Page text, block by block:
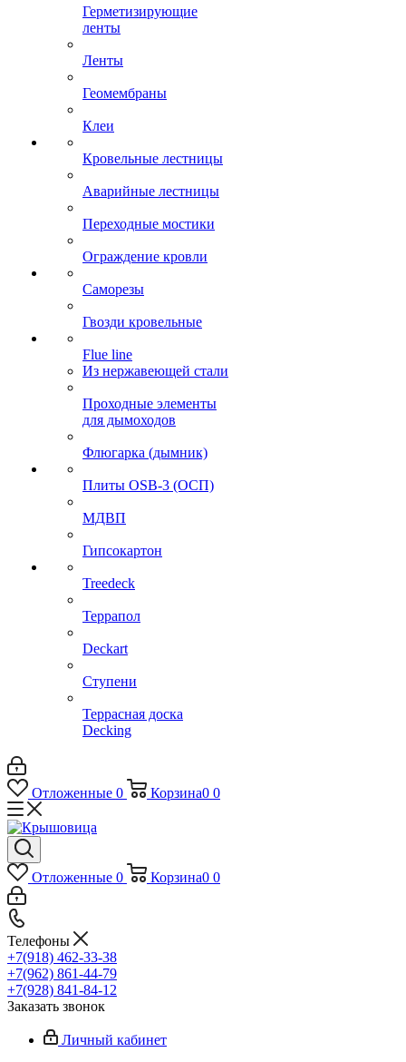
Герметизирующие
ленты
Ленты
Геомембраны
Клеи
Кровельные лестницы
Аварийные лестницы
Переходные мостики
Ограждение кровли
Саморезы
Гвозди кровельные
Flue line
Из нержавеющей стали
Проходные элементы
для дымоходов
Флюгарка (дымник)
Плиты OSB-3 (ОСП)
МДВП
Гипсокартон
Treedeck
Террапол
Deckart
Ступени
Террасная доска
Decking
Отложенные 0 Корзина0 0
Отложенные 0 Корзина0 0
Телефоны
+7(918) 462-33-38
+7(962) 861-44-79
+7(928) 841-84-12
Заказать звонок
Личный кабинет